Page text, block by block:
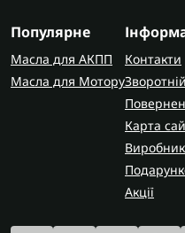
Популярне
Масла для АКПП
Масла для Мотору
Контакти
Карта
Акції